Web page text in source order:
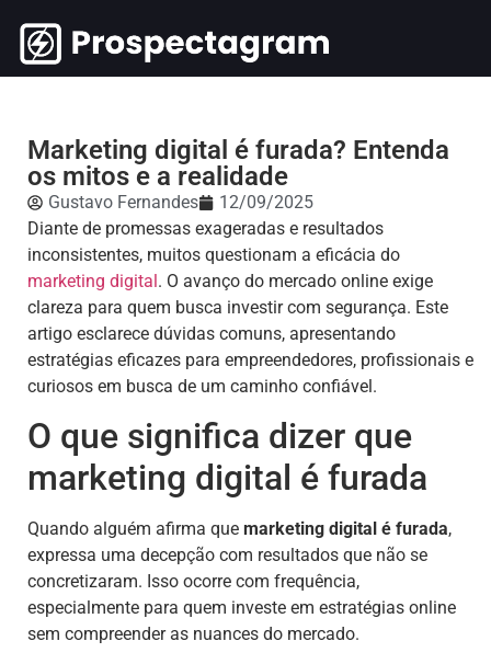
Marketing digital é furada? Entenda
os mitos e a realidade
Gustavo Fernandes
12/09/2025
Diante de promessas exageradas e resultados
inconsistentes, muitos questionam a eficácia do
marketing digital. O avanço do mercado online exige
clareza para quem busca investir com segurança. Este
artigo esclarece dúvidas comuns, apresentando
estratégias eficazes para empreendedores, profissionais e
curiosos em busca de um caminho confiável.
O que significa dizer que
marketing digital é furada
Quando alguém afirma que marketing digital é furada,
expressa uma decepção com resultados que não se
concretizaram. Isso ocorre com frequência,
especialmente para quem investe em estratégias online
sem compreender as nuances do mercado.